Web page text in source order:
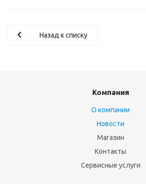
Назад к списку
Компания
О компании
Новости
Магазин
Контакты
Сервисные услуги